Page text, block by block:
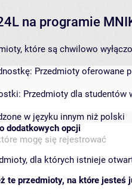
na programie
które są chwilowo
Przedmioty oferowane
Przedmioty dla studentów
w języku innym niż polski
dodatkowych opcji
mogę się rejestrować
dla których istnieje
te przedmioty, na które jesteś